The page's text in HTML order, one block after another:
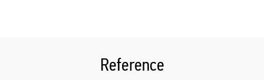
Reference